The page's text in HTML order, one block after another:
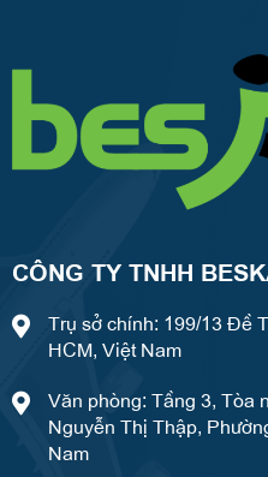
CÔNG TY TNHH
Trụ sở chính: 199/13 Đề
HCM, Việt Nam
Văn phòng: Tầng 3, Tòa
Nguyễn Thị Thập,
Nam